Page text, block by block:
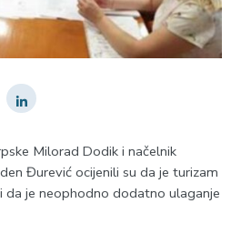
Milorad Dodik i načelnik
Đurević ocijenili su da je turizam
da je neophodno dodatno ulaganje